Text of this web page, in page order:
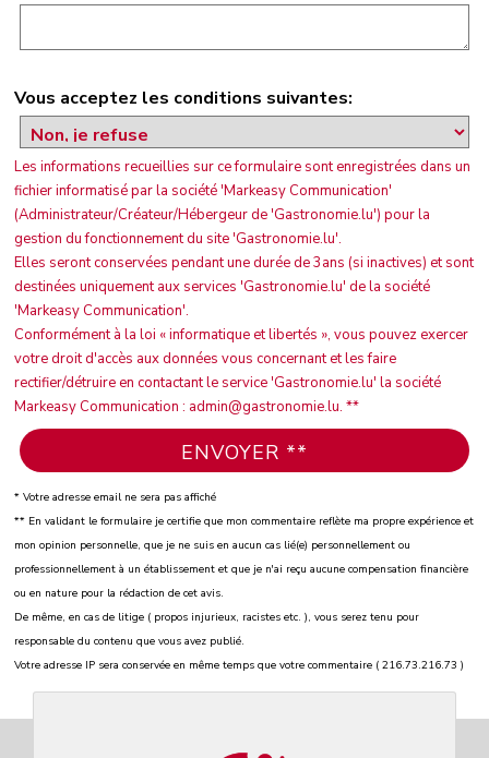
Vous acceptez les conditions suivantes:
Les informations recueillies sur ce formulaire sont enregistrées dans un
fichier informatisé par la société 'Markeasy Communication'
(Administrateur/Créateur/Hébergeur de 'Gastronomie.lu') pour la
gestion du fonctionnement du site 'Gastronomie.lu'.
Elles seront conservées pendant une durée de 3ans (si inactives) et sont
destinées uniquement aux services 'Gastronomie.lu' de la société
'Markeasy Communication'.
Conformément à la loi « informatique et libertés », vous pouvez exercer
votre droit d'accès aux données vous concernant et les faire
rectifier/détruire en contactant le service 'Gastronomie.lu' la société
Markeasy Communication : admin@gastronomie.lu. **
* Votre adresse email ne sera pas affiché
** En validant le formulaire je certifie que mon commentaire reflète ma propre expérience et
mon opinion personnelle, que je ne suis en aucun cas lié(e) personnellement ou
professionnellement à un établissement et que je n'ai reçu aucune compensation financière
ou en nature pour la rédaction de cet avis.
De même, en cas de litige ( propos injurieux, racistes etc. ), vous serez tenu pour
responsable du contenu que vous avez publié.
Votre adresse IP sera conservée en même temps que votre commentaire ( 216.73.216.73 )